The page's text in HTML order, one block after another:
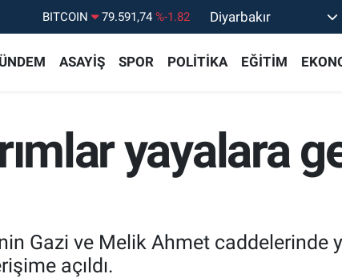
DOLAR 45,43620 %0.02
BİST100
BITCOIN
79.591,74 %-1.82
Diyarbakır
ASAYİŞ SPOR POLİTİKA EĞİTİM
yayalara
Gazi ve Melik Ahmet caddelerinde
açıldı.